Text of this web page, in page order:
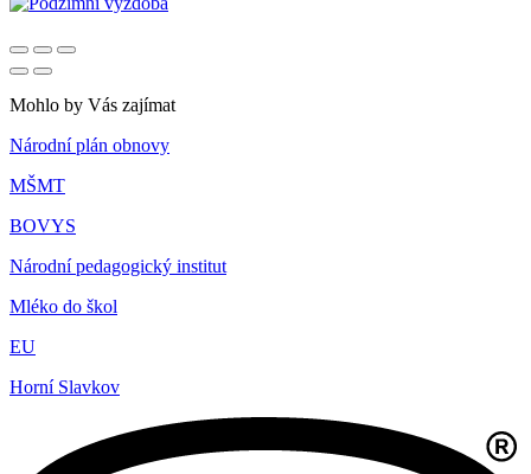
Mohlo by Vás zajímat
Národní plán obnovy
MŠMT
BOVYS
Národní pedagogický institut
Mléko do škol
EU
Horní Slavkov